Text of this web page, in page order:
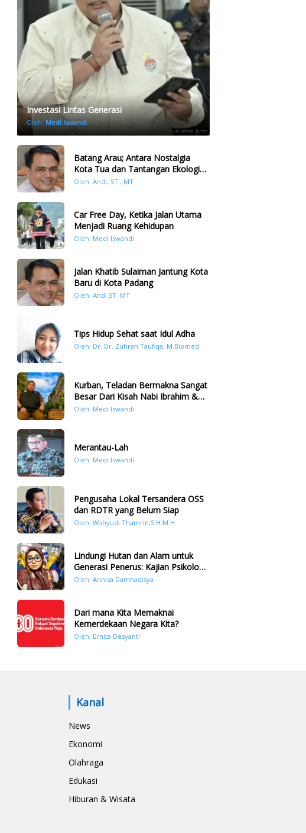
Investasi Lintas Generasi
Oleh: Medi Iswandi
Batang Arau; Antara Nostalgia
Kota Tua dan Tantangan Ekologi
Kawasan
Oleh: Andi, ST., MT
Car Free Day, Ketika Jalan Utama
Menjadi Ruang Kehidupan
Oleh: Medi Iswandi
Jalan Khatib Sulaiman Jantung Kota
Baru di Kota Padang
Oleh: Andi ST. MT
Tips Hidup Sehat saat Idul Adha
Oleh: Dr. Dr. Zuhrah Taufiqa, M.Biomed
Kurban, Teladan Bermakna Sangat
Besar Dari Kisah Nabi Ibrahim &
Nabi Ismail
Oleh: Medi Iswandi
Merantau-Lah
Oleh: Medi Iswandi
Pengusaha Lokal Tersandera OSS
dan RDTR yang Belum Siap
Oleh: Wahyudi Thamrin,S.H.M.H.
Lindungi Hutan dan Alam untuk
Generasi Penerus: Kajian Psikologi
Bencana Hidrometeorologi di
Oleh: Annisa Damhadisya
Dari mana Kita Memaknai
Kemerdekaan Negara Kita?
Oleh: Ernita Desyanti
Kanal
News
Ekonomi
Olahraga
Edukasi
Hiburan & Wisata